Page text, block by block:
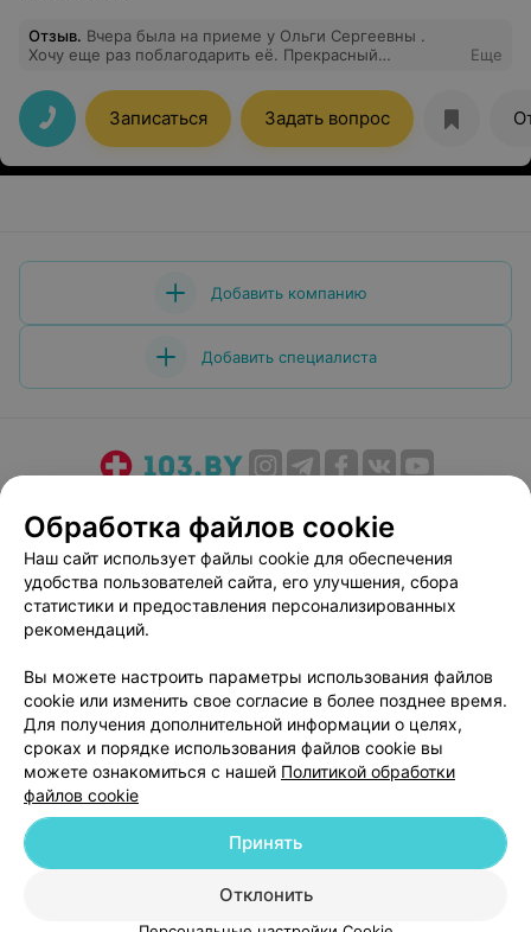
Отзыв. Вчера была на приеме у Ольги Сергеевны .
Хочу еще раз поблагодарить её. Прекрасный
многие пациентки , посещала разных врачей-
гинекологов и могу сделать вывод, лучше Ольги
Сергеевны врача даже не ищите Всё чётко , по делу ,
без лишних не нужных назначений Буду теперь
обращаться только к Ольге Сергеевне . Спасибо
Еще
Записаться Задать вопрос
Добавить компанию
Добавить специалиста
Медицинский маркетинг
Публичный договор
Пользовательское соглашение
Способы оплаты
Вакансии
Партнеры
Написать руководителю 103.by
Персональные настройки cookie
Обработка персональных данных
© 2026 ООО «Артокс Лаб», УНП 191700409| 220012, Республика Беларусь,
г. Минск, улица Толбухина, 2, пом. 16 | help@103.by
Обработка файлов cookie
Наш сайт использует файлы cookie для обеспечения
удобства пользователей сайта, его улучшения, сбора
статистики и предоставления персонализированных
рекомендаций.
Вы можете настроить параметры использования файлов
cookie или изменить свое согласие в более позднее время.
Для получения дополнительной информации о целях,
сроках и порядке использования файлов cookie вы
можете ознакомиться с нашей Политикой обработки
файлов cookie
Отклонить
Принять